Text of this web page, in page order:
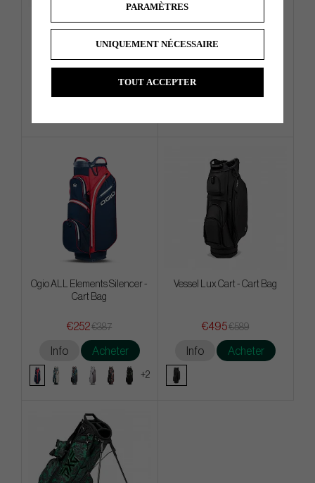
Motocaddy M7 GPS Remote
€1 791
Acheter
L.A.B - LINK. 1 (Stock Specs)
€432
Info
Ogio ALL Elements Silencer -
Cart Bag
€252€387
Info Acheter
+2
Vessel Lux Cart - Cart Bag
€495€589
Info Acheter
PARAMÈTRES
UNIQUEMENT NÉCESSAIRE
TOUT ACCEPTER